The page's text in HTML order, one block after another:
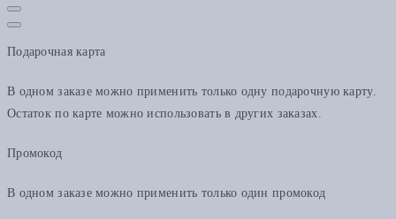
Подарочная карта
В одном заказе можно применить только одну подарочную карту.
Остаток по карте можно использовать в других заказах.
Промокод
В одном заказе можно применить только один промокод